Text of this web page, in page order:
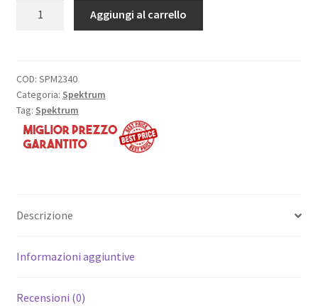
Transmitter
with
SR315
Receiver
quantità
Aggiungi al carrello
COD: SPM2340
Categoria: Spektrum
Tag: Spektrum
Descrizione
Informazioni aggiuntive
Recensioni (0)